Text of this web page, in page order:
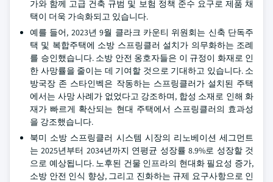
가와 함께 고급 건축 규범 및 보험 정책 준수 요구로 제품 채
택이 더욱 가속화되고 있습니다.
예를 들어, 2023년 9월 클라크 카운티 위원회는 신축 단독주
택 및 복합주택에 소방 스프링클러 설치가 의무화하는 조례
를 승인했습니다. 소방 안전 옹호자들은 이 규정이 화재로 인
한 사망률을 줄이는 데 기여할 것으로 기대하고 있습니다. 소
방국장 존 스타인벡은 작동하는 스프링클러가 설치된 주택
에서는 사망 사례가 없었다고 강조하며, 합성 소재로 인해 화
재가 빠르게 확산되는 현대 주택에서 스프링클러의 효과성
을 강조했습니다.
북미 소방 스프링클러 시스템 시장의 리노베이션 세그먼트
는 2025년부터 2034년까지 연평균 성장률 8.9%로 성장할 것
으로 예상됩니다. 노후된 건물 인프라의 현대화 필요성 증가,
소방 안전 인식 향상, 그리고 진화하는 규제 요구사항으로 인